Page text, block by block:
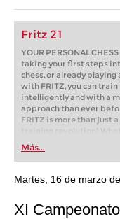
Fritz 21
YOUR PERSONAL
taking your first steps
chess, or already
with FRITZ, you can
intelligently and with a
approach than ever
FRITZ is more than just a
training revolution!
first steps into the world
playing at a tournament
train more efficiently,
more personalised
Más...
Martes, 16 de marzo
XI